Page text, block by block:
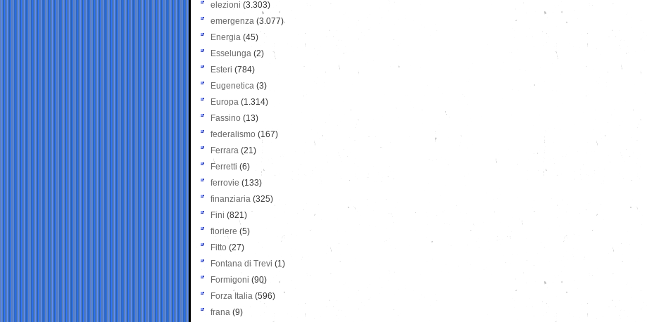
elezioni (3.303)
emergenza (3.077)
Energia (45)
Esselunga (2)
Esteri (784)
Eugenetica (3)
Europa (1.314)
Fassino (13)
federalismo (167)
Ferrara (21)
Ferretti (6)
ferrovie (133)
finanziaria (325)
Fini (821)
fioriere (5)
Fitto (27)
Fontana di Trevi (1)
Formigoni (90)
Forza Italia (596)
frana (9)